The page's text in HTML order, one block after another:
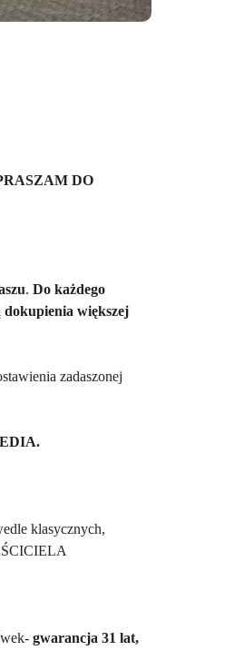
DO
. Do każdego
dokupienia większej
zadaszonej
klasycznych,
gwarancja 31 lat,